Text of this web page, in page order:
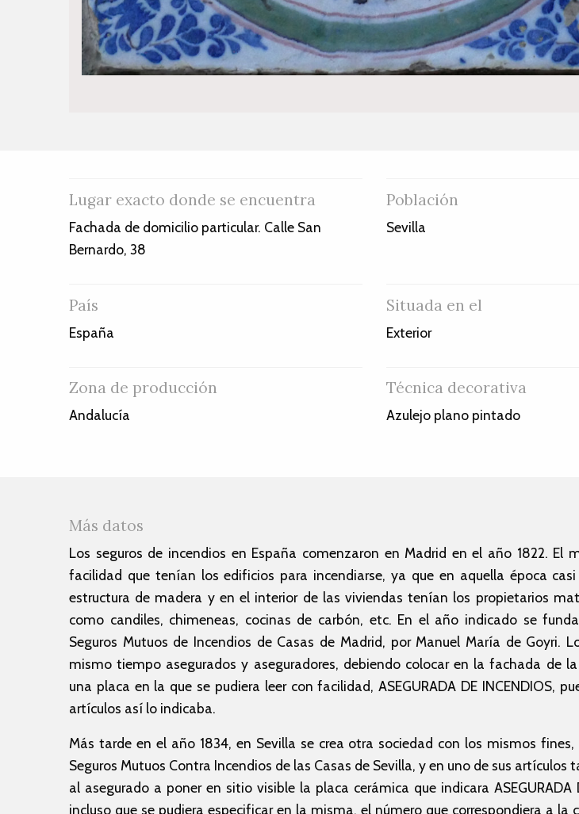
Lugar exacto donde se encuentra
Fachada de domicilio particular. Calle San
Bernardo, 38
Población
Sevilla
País
España
Situada en el
Exterior
Zona de producción
Andalucía
Técnica decorativa
Azulejo plano pintado
Más datos
Los seguros de incendios en España comenzaron en Madrid en el año 1822. El
facilidad que tenían los edificios para incendiarse, ya que en aquella época
estructura de madera y en el interior de las viviendas tenían los propietarios
como candiles, chimeneas, cocinas de carbón, etc. En el año indicado se
Seguros Mutuos de Incendios de Casas de Madrid, por Manuel María de Goyri.
mismo tiempo asegurados y aseguradores, debiendo colocar en la fachada de
una placa en la que se pudiera leer con facilidad, ASEGURADA DE INCENDIOS,
artículos así lo indicaba.
Más tarde en el año 1834, en Sevilla se crea otra sociedad con los mismos
Seguros Mutuos Contra Incendios de las Casas de Sevilla, y en uno de sus artículos
al asegurado a poner en sitio visible la placa cerámica que indicara ASEGURADA
incluso que se pudiera especificar en la misma, el número que correspondiera a la